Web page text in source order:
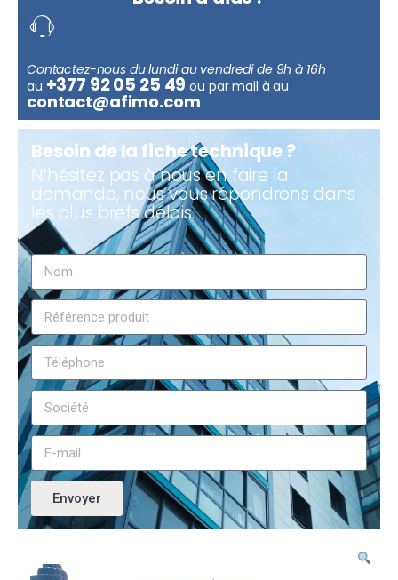
Contactez-nous du lundi au vendredi de 9h à 16h
au +377 92 05 25 49 ou par mail à au
contact@afimo.com
Besoin de la fiche technique ?
N’hésitez pas à nous en faire la
demande, nous vous répondrons dans
les plus brefs délais.
Envoyer